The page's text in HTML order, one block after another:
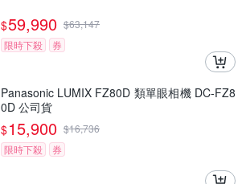
$59,990 $63,147
限時下殺
券
Panasonic LUMIX FZ80D 類單眼相機 DC-FZ8
0D 公司貨
$15,900 $16,736
限時下殺
券